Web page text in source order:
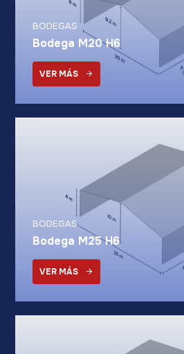
BODEGAS
Bodega M20 H6
VER MÁS
BODEGAS
Bodega M25 H6
VER MÁS